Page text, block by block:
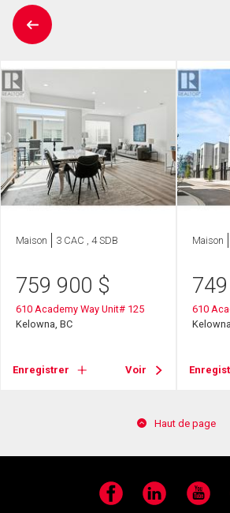
Maison 3 CAC , 4 SDB
759 900 $
610 Academy Way Unit# 125
Kelowna, BC
Enregistrer Voir
Maison
610
Haut de page
Facebook LinkedIn YouTube